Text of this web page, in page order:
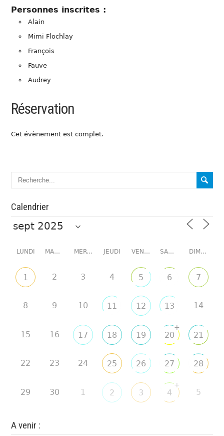
Personnes inscrites :
Alain
Mimi Flochlay
François
Fauve
Audrey
Réservation
Cet évènement est complet.
Calendrier
LUNDI MARDI MERCREDI JEUDI VENDREDI SAMEDI DIMANCHE
1 2 3 4 5 6 7
8 9 10 11 12 13 14
15 16 17 18 19 20
+
21
22 23 24 25 26 27 28
29 30 1 2 3 4
+
5
A venir :